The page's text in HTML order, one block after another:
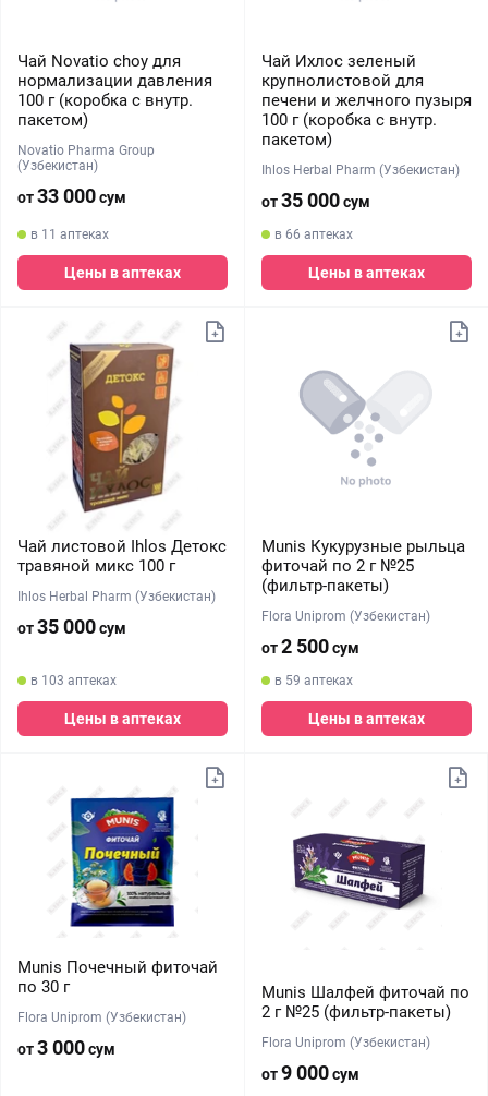
Чай Novatio choy для
нормализации давления
100 г (коробка с внутр.
пакетом)
Novatio Pharma Group
(Узбекистан)
от33 000сум
в 11 аптеках
Цены в аптеках
Чай Ихлос зеленый
крупнолистовой для
печени и желчного пузыря
100 г (коробка с внутр.
пакетом)
Ihlos Herbal Pharm (Узбекистан)
от35 000сум
в 66 аптеках
Цены в аптеках
Чай листовой Ihlos Детокс
травяной микс 100 г
Ihlos Herbal Pharm (Узбекистан)
от35 000сум
в 103 аптеках
Цены в аптеках
Munis Кукурузные рыльца
фиточай по 2 г №25
(фильтр-пакеты)
Flora Uniprom (Узбекистан)
от2 500сум
в 59 аптеках
Цены в аптеках
Munis Почечный фиточай
по 30 г
Flora Uniprom (Узбекистан)
от3 000сум
Munis Шалфей фиточай по
2 г №25 (фильтр-пакеты)
Flora Uniprom (Узбекистан)
от9 000сум